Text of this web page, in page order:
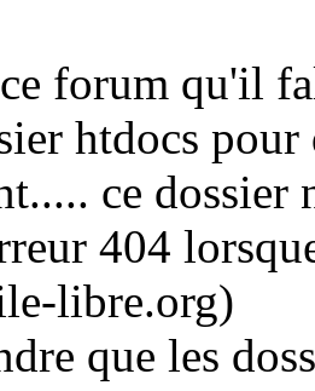
forum qu'il
htdocs
ce dossier
404
libre.org)
que les